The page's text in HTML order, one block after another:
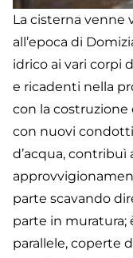
La cisterna
all’epoca di
idrico ai vari corpi
e ricadenti nella
con la costruzione
con nuovi
d’acqua, contribuì
parte scavando
parte in muratura;
parallele, coperte